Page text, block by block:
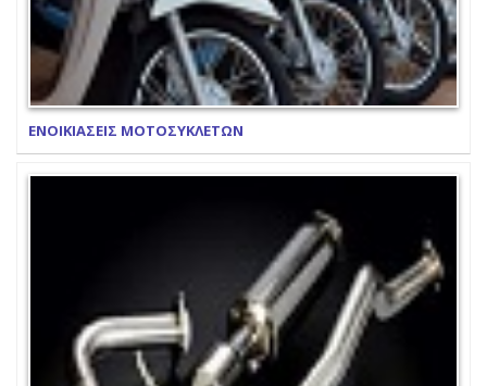
ΕΝΟΙΚΙΑΣΕΙΣ ΜΟΤΟΣΥΚΛΕΤΩΝ